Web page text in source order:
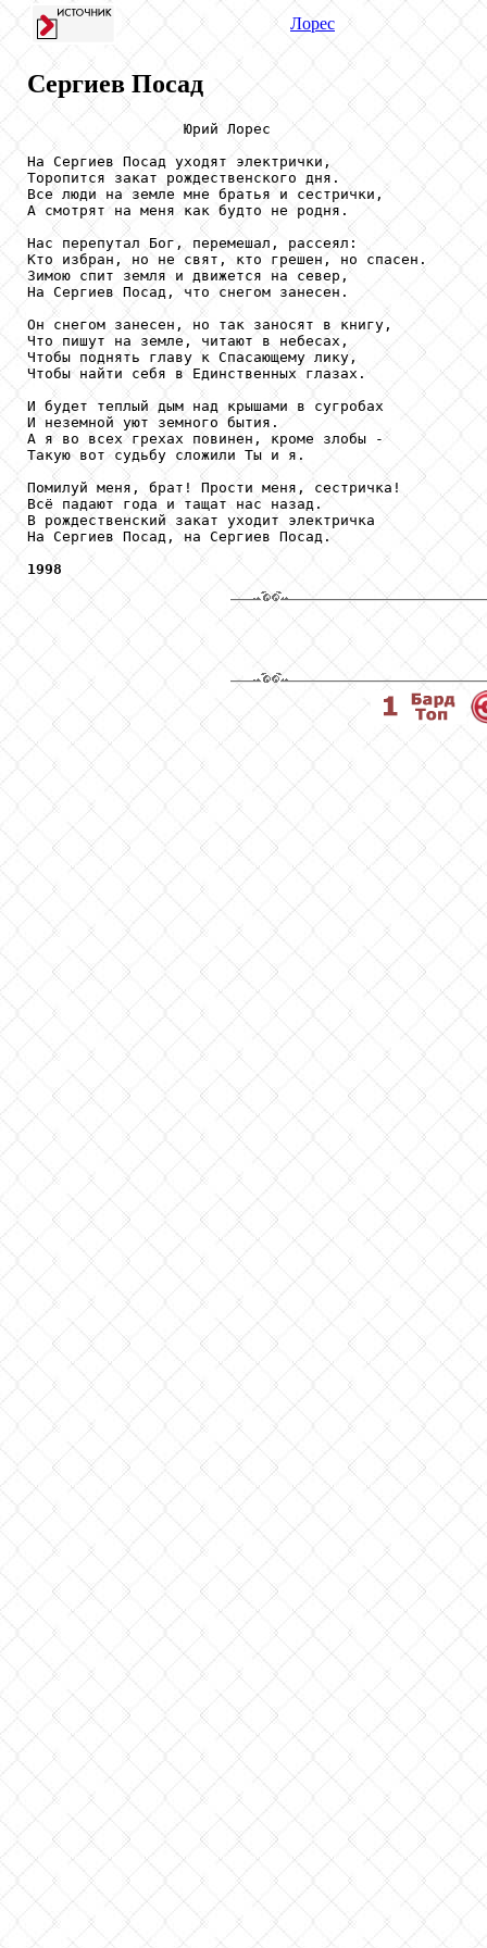
Лорес
Сергиев Посад
                  Юрий Лорес
На Сергиев Посад уходят электрички,
Торопится закат рождественского дня.
Все люди на земле мне братья и сестрички,
А смотрят на меня как будто не родня.
Нас перепутал Бог, перемешал, рассеял:
Кто избран, но не свят, кто грешен, но спасен.
Зимою спит земля и движется на север,
На Сергиев Посад, что снегом занесен.
Он снегом занесен, но так заносят в книгу,
Что пишут на земле, читают в небесах,
Чтобы поднять главу к Спасающему лику,
Чтобы найти себя в Единственных глазах.
И будет теплый дым над крышами в сугробах
И неземной уют земного бытия.
А я во всех грехах повинен, кроме злобы -
Такую вот судьбу сложили Ты и я.
Помилуй меня, брат! Прости меня, сестричка!
Всё падают года и тащат нас назад.
В рождественский закат уходит электричка
На Сергиев Посад, на Сергиев Посад.
1998